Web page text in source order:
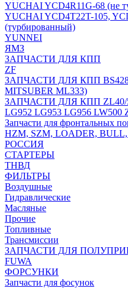
YUCHAI YCD4R11G-68 (не
YUCHAI YCD4T22T-105,
(турбированный)
YUNNEI
ЯМЗ
ЗАПЧАСТИ ДЛЯ КПП
ZF
ЗАПЧАСТИ ДЛЯ КПП BS428
MITSUBER ML333)
ЗАПЧАСТИ ДЛЯ КПП ZL40/
LG952 LG953 LG956 LW500
Запчасти для фронтальных
HZM, SZM, LOADER,
РОССИЯ
СТАРТЕРЫ
ТНВД
ФИЛЬТРЫ
Воздушные
Гидравлические
Масляные
Прочие
Топливные
Трансмиссии
ЗАПЧАСТИ ДЛЯ
FUWA
ФОРСУНКИ
Запчасти для фосунок